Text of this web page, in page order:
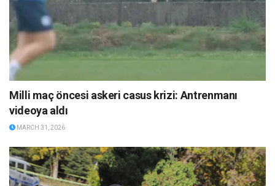
Milli maç öncesi askeri casus krizi: Antrenmanı
videoya aldı
MARCH 31, 2026